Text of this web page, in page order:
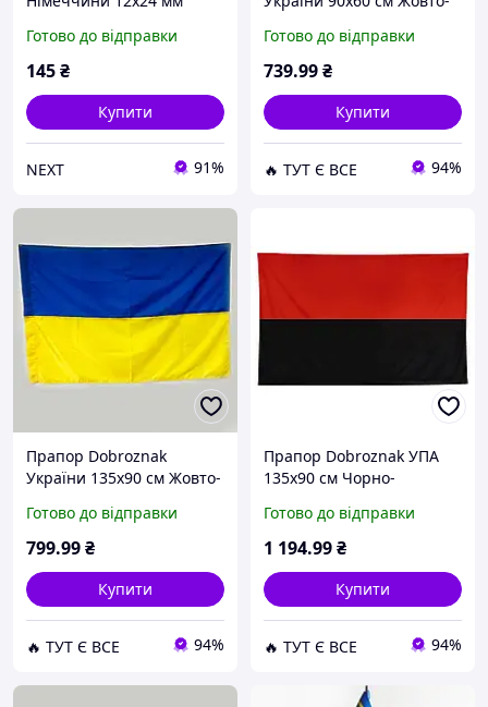
Готово до відправки
145₴
Купити
NEXT 91%
Готово до відправки
739.99₴
Купити
🔥 ТУТ Є ВСЕ 94%
Прапор Dobroznak
України 135х90 см Жовто-
2026
Готово до відправки
799.99₴
Купити
🔥 ТУТ Є ВСЕ 94%
Прапор Dobroznak УПА
135х90 см Чорно-
Готово до відправки
1 194.99₴
Купити
🔥 ТУТ Є ВСЕ 94%